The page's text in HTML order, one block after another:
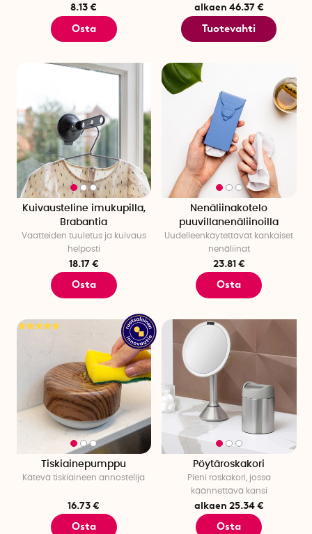
8.13 €
Osta
alkaen 46.37 €
Tuotevahti
Kuivausteline imukupilla,
Brabantia
Vaatteiden tuuletus ja kuivaus
helposti
18.17 €
Osta
Nenäliinakotelo
puuvillanenäliinoilla
Uudelleenkäytettävät kankaiset
nenäliinat
23.81 €
Osta
Tiskiainepumppu
Kätevä tiskiaineen annostelija
16.73 €
Osta
Pöytäroskakori
Pieni roskakori, jossa
käännettävä kansi
alkaen 25.34 €
Osta